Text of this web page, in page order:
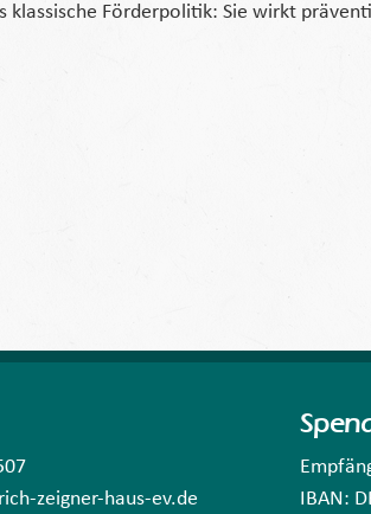
Förderpolitik: Sie wirkt
zeigner-haus-ev.de
IBAN: